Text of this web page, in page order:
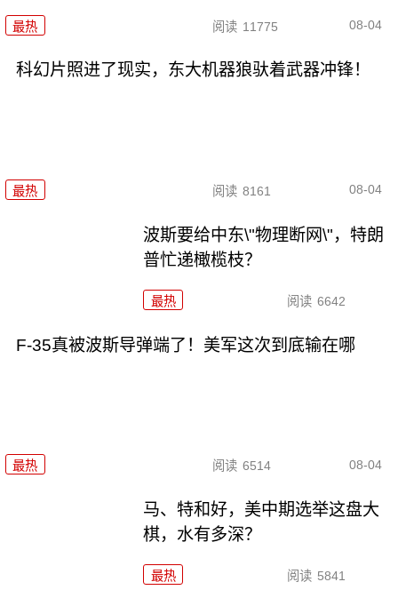
最热 阅读 11775 08-04
科幻片照进了现实，东大机器狼驮着武器冲锋！
最热 阅读 8161 08-04
波斯要给中东\"物理断网\"，特朗
普忙递橄榄枝？
最热 阅读 6642
F-35真被波斯导弹端了！美军这次到底输在哪
最热 阅读 6514 08-04
马、特和好，美中期选举这盘大
棋，水有多深？
最热 阅读 5841